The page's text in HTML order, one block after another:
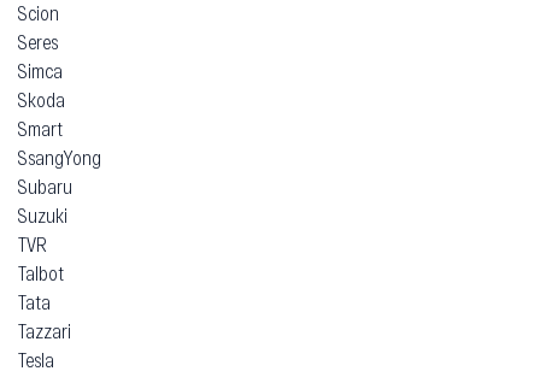
Scion
Seres
Simca
Skoda
Smart
SsangYong
Subaru
Suzuki
TVR
Talbot
Tata
Tazzari
Tesla